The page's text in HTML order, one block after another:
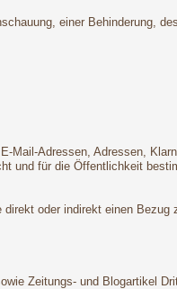
einer Behinderung,
Mail-Adressen, Adressen,
und für die Öffentlichkeit
oder indirekt einen
Zeitungs- und Blogartikel